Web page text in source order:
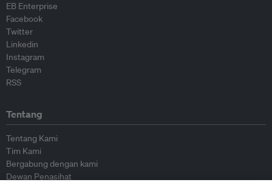
EB Enterprise
Facebook
Twitter
Linkedin
Instagram
Telegram
RSS
Tentang
Tentang Kami
Tim Kami
Bergabung dengan kami
Dewan Penasihat